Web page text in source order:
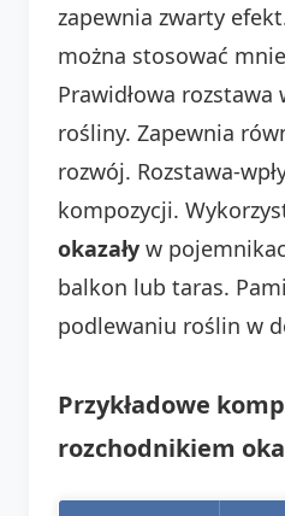
zapewnia zwarty
można stosować
Prawidłowa rozstawa
rośliny. Zapewnia
rozwój. Rozstawa-
kompozycji.
okazały w
balkon lub taras.
podlewaniu roślin w
Przykładowe
rozchodnikiem